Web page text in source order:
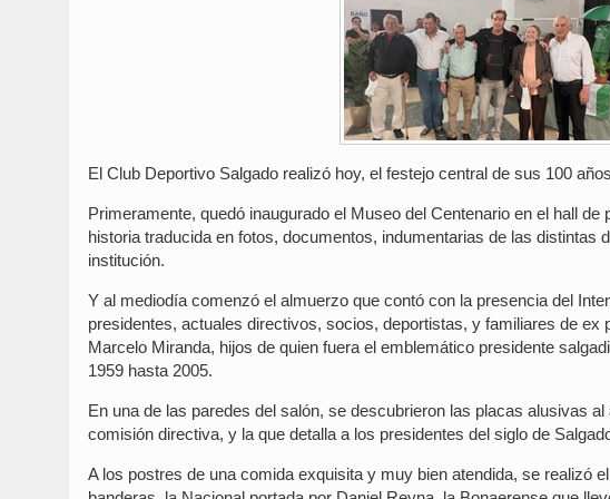
El Club Deportivo Salgado realizó hoy, el festejo central de sus 100
Primeramente, quedó inaugurado el Museo del Centenario en el hall
historia traducida en fotos, documentos, indumentarias de las
institución.
Y al mediodía comenzó el almuerzo que contó con la presencia del
presidentes, actuales directivos, socios, deportistas, y familiares de
Marcelo Miranda, hijos de quien fuera el emblemático presidente
1959 hasta 2005.
En una de las paredes del salón, se descubrieron las placas alusivas
comisión directiva, y la que detalla a los presidentes del siglo de
A los postres de una comida exquisita y muy bien atendida, se realizó